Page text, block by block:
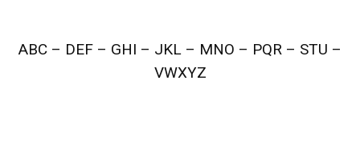
ABC – DEF – GHI – JKL – MNO – PQR – STU –
VWXYZ